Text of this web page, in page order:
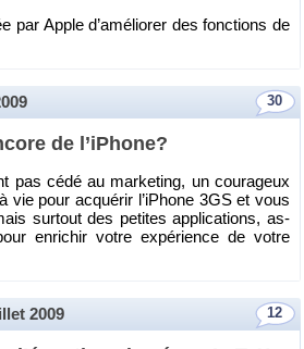
par Apple d’amé­lio­rer des fonc­tions de
30
de l’iPhone?
pas cédé au mar­ke­ting, un cou­ra­geux
vie pour ac­qué­rir l’iPhone 3GS et vous
sur­tout des pe­tites ap­pli­ca­tions, as­
en­ri­chir votre ex­pé­rience de votre
12
2009